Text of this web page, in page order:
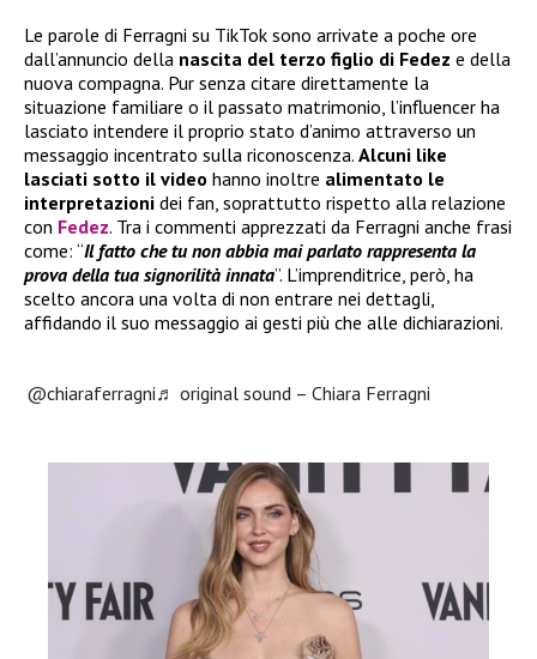
Le parole di Ferragni su TikTok sono arrivate a poche ore
dall’annuncio della nascita del terzo figlio di Fedez e della
nuova compagna. Pur senza citare direttamente la
situazione familiare o il passato matrimonio, l’influencer ha
lasciato intendere il proprio stato d’animo attraverso un
messaggio incentrato sulla riconoscenza. Alcuni like
lasciati sotto il video hanno inoltre alimentato le
interpretazioni dei fan, soprattutto rispetto alla relazione
con Fedez. Tra i commenti apprezzati da Ferragni anche frasi
come: “Il fatto che tu non abbia mai parlato rappresenta la
prova della tua signorilità innata”. L’imprenditrice, però, ha
scelto ancora una volta di non entrare nei dettagli,
affidando il suo messaggio ai gesti più che alle dichiarazioni.
@chiaraferragni♬ original sound – Chiara Ferragni